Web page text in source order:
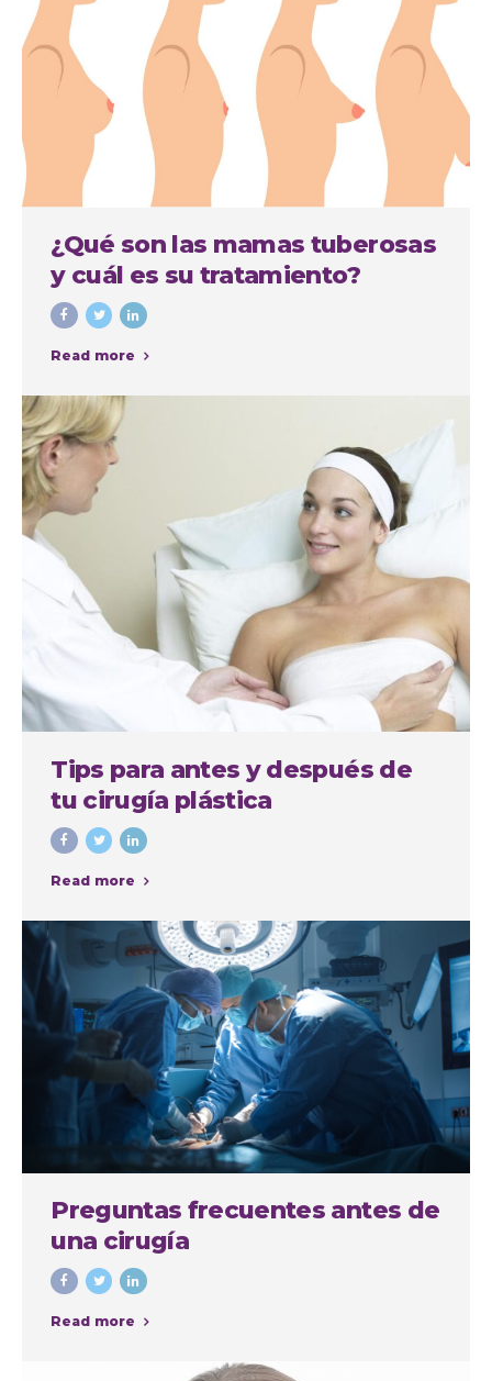
¿Qué son las mamas tuberosas
y cuál es su tratamiento?
Read more
Tips para antes y después de
tu cirugía plástica
Read more
Preguntas frecuentes antes de
una cirugía
Read more